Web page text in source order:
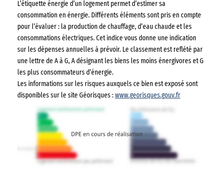
L’étiquette énergie d’un logement permet d’estimer sa
consommation en énergie. Différents éléments sont pris en compte
pour l’évaluer : la production de chauffage, d’eau chaude et les
consommations électriques. Cet indice vous donne une indication
sur les dépenses annuelles à prévoir. Le classement est reflété par
une lettre de A à G, A désignant les biens les moins énergivores et G
les plus consommateurs d’énergie.
Les informations sur les risques auxquels ce bien est exposé sont
disponibles sur le site Géorisques : www.georisques.gouv.fr